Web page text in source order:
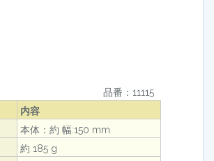
品番：11115
内容
本体：約 幅:150 mm
約 185 g